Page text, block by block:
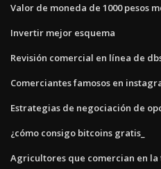
Valor de moneda de 1000 pesos
Invertir mejor esquema
Revisión comercial en línea de
Comerciantes famosos en
Estrategias de negociación de
¿cómo consigo bitcoins gratis_
Agricultores que comercian en